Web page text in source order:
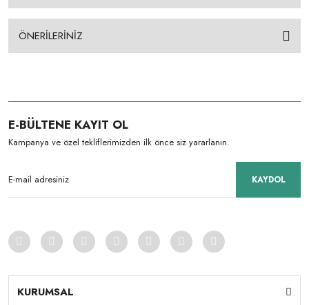
ÖNERİLERİNİZ
E-BÜLTENE KAYIT OL
Kampanya ve özel tekliflerimizden ilk önce siz yararlanın.
KAYDOL
KURUMSAL